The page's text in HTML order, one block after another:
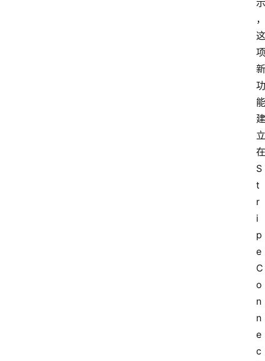
示
，
这
项
新
功
能
建
立
在
S
t
r
i
p
e
C
o
n
n
e
c